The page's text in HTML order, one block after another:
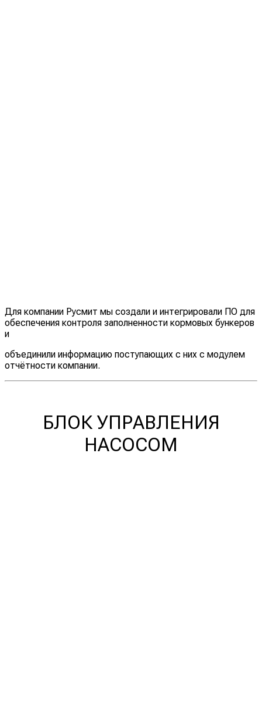
Для компании Русмит мы создали и интегрировали ПО для
обеспечения контроля заполненности кормовых бункеров
и
объединили информацию поступающих с них с модулем
отчётности компании.
БЛОК УПРАВЛЕНИЯ
НАСОСОМ